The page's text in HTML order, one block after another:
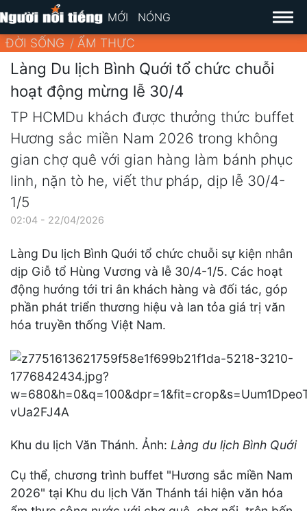
MỚI NÓNG
ĐỜI SỐNG ẨM THỰC
Làng Du lịch Bình Quới tổ chức chuỗi
hoạt động mừng lễ 30/4
TP HCMDu khách được thưởng thức buffet
Hương sắc miền Nam 2026 trong không
gian chợ quê với gian hàng làm bánh phục
linh, nặn tò he, viết thư pháp, dịp lễ 30/4-
1/5
02:04 - 22/04/2026
Làng Du lịch Bình Quới tổ chức chuỗi sự kiện nhân
dịp Giỗ tổ Hùng Vương và lễ 30/4-1/5. Các hoạt
động hướng tới tri ân khách hàng và đối tác, góp
phần phát triển thương hiệu và lan tỏa giá trị văn
hóa truyền thống Việt Nam.
Khu du lịch Văn Thánh. Ảnh: Làng du lịch Bình Quới
Cụ thể, chương trình buffet "Hương sắc miền Nam
2026" tại Khu du lịch Văn Thánh tái hiện văn hóa